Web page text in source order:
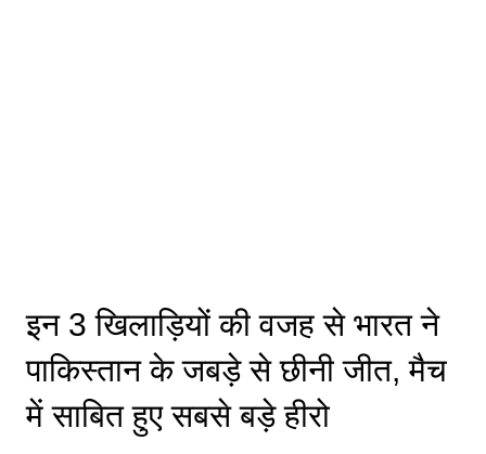
इन 3 खिलाड़ियों की वजह से भारत ने
पाकिस्तान के जबड़े से छीनी जीत, मैच
में साबित हुए सबसे बड़े हीरो